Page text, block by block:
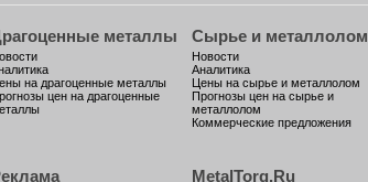
металлы
на драгоценные металлы
цен на драгоценные
Сырье и металлолом
Новости
Аналитика
Цены на сырье и металлолом
Прогнозы цен на сырье и
металлолом
Коммерческие предложения
MetalTorg.Ru